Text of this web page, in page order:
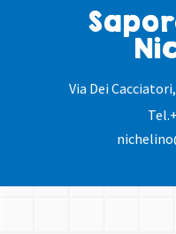
Via Dei
Tel.